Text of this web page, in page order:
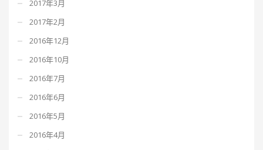
2017年3月
2017年2月
2016年12月
2016年10月
2016年7月
2016年6月
2016年5月
2016年4月